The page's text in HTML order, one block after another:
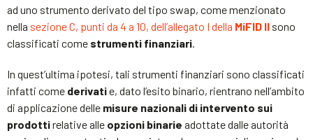
ad uno strumento derivato del tipo swap, come menzionato
nella sezione C, punti da 4 a 10, dell’allegato I della MiFID II sono
classificati come strumenti finanziari.
In quest’ultima ipotesi, tali strumenti finanziari sono classificati
infatti come derivatie, dato l’esito binario, rientrano nell’ambito
di applicazione delle misure nazionali di intervento sui
prodottirelative alle opzioni binarie adottate dalle autorità